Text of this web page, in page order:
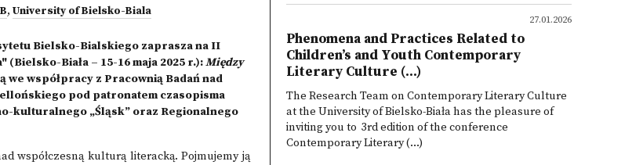
, University of Bielsko-Biala
Bielsko-Bialskiego zaprasza na II
Biała – 15-16 maja 2025 r.):Między
we współpracy z Pracownią Badań nad
pod patronatem czasopisma
kulturalnego „Śląsk” oraz Regionalnego
współczesną kulturą literacką. Pojmujemy ją
27.01.2026
Phenomena and Practices Related to
Children’s and Youth Contemporary
Literary Culture (...)
The Research Team on Contemporary Literary Culture
at the University of Bielsko-Biała has the pleasure of
inviting you to 3rd edition of the conference
Contemporary Literary (...)